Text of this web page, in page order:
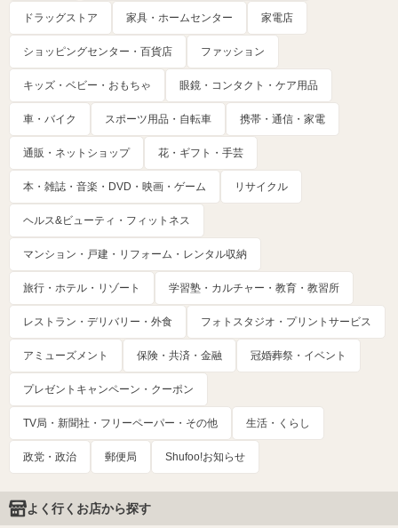
ドラッグストア 家具・ホームセンター 家電店
ショッピングセンター・百貨店 ファッション
キッズ・ベビー・おもちゃ 眼鏡・コンタクト・ケア用品
車・バイク スポーツ用品・自転車 携帯・通信・家電
通販・ネットショップ 花・ギフト・手芸
本・雑誌・音楽・DVD・映画・ゲーム リサイクル
ヘルス&ビューティ・フィットネス
マンション・戸建・リフォーム・レンタル収納
旅行・ホテル・リゾート 学習塾・カルチャー・教育・教習所
レストラン・デリバリー・外食 フォトスタジオ・プリントサービス
アミューズメント 保険・共済・金融 冠婚葬祭・イベント
プレゼントキャンペーン・クーポン
TV局・新聞社・フリーペーパー・その他 生活・くらし
政党・政治 郵便局 Shufoo!お知らせ
よく行くお店から探す